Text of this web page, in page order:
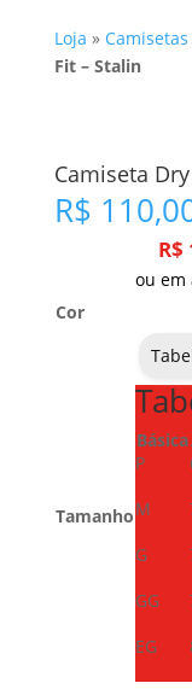
Loja » Camisetas
Fit – Stalin
Camiseta
R$
R$
ou em
Cor
Tamanho
Básica
P
M
G
GG
EG